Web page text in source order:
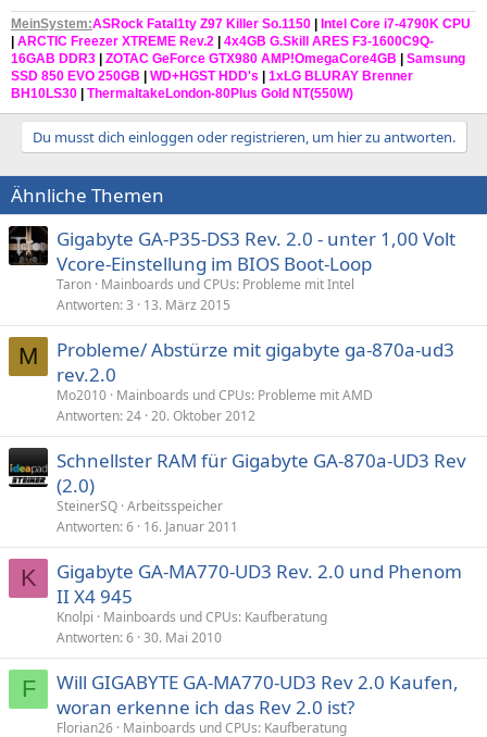
MeinSystem:ASRock Fatal1ty Z97 Killer So.1150 | Intel Core i7-4790K CPU
| ARCTIC Freezer XTREME Rev.2 | 4x4GB G.Skill ARES F3-1600C9Q-
16GAB DDR3 | ZOTAC GeForce GTX980 AMP!OmegaCore4GB | Samsung
SSD 850 EVO 250GB | WD+HGST HDD's | 1xLG BLURAY Brenner
BH10LS30 | ThermaltakeLondon-80Plus Gold NT(550W)
Du musst dich einloggen oder registrieren, um hier zu antworten.
Ähnliche Themen
Gigabyte GA-P35-DS3 Rev. 2.0 - unter 1,00 Volt
Vcore-Einstellung im BIOS Boot-Loop
Taron Mainboards und CPUs: Probleme mit Intel
Antworten 3 13. März 2015
M
Probleme/ Abstürze mit gigabyte ga-870a-ud3
rev.2.0
Mo2010 Mainboards und CPUs: Probleme mit AMD
Antworten 24 20. Oktober 2012
Schnellster RAM für Gigabyte GA-870a-UD3 Rev
(2.0)
SteinerSQ Arbeitsspeicher
Antworten 6 16. Januar 2011
K
Gigabyte GA-MA770-UD3 Rev. 2.0 und Phenom
II X4 945
Knolpi
Mainboards und CPUs: Kaufberatung
Antworten 6 30. Mai 2010
F
Will GIGABYTE GA-MA770-UD3 Rev 2.0 Kaufen,
woran erkenne ich das Rev 2.0 ist?
Florian26 Mainboards und CPUs: Kaufberatung